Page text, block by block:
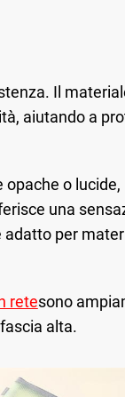
Il
aiutando a
o
una
adatto per
retesono
alta.